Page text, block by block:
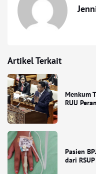
Artikel Terkait
Menkum
RUU
Pasien
dari